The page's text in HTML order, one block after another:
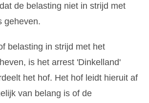
de belasting niet in strijd met
geheven.
belasting in strijd met het
is het arrest 'Dinkelland'
het hof. Het hof leidt hieruit af
van belang is of de